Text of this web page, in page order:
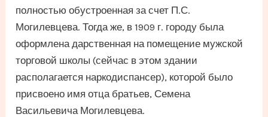
полностью обустроенная за счет П.С.
Могилевцева. Тогда же, в 1909 г. городу была
оформлена дарственная на помещение мужской
торговой школы (сейчас в этом здании
располагается наркодиспансер), которой было
присвоено имя отца братьев, Семена
Васильевича Могилевцева.